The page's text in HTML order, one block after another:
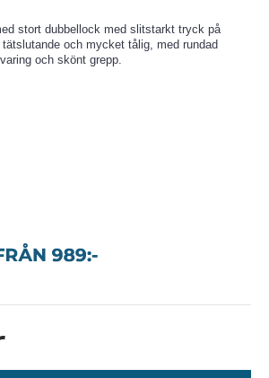
stort dubbellock med slitstarkt tryck på
och mycket tålig, med rundad
och skönt grepp.